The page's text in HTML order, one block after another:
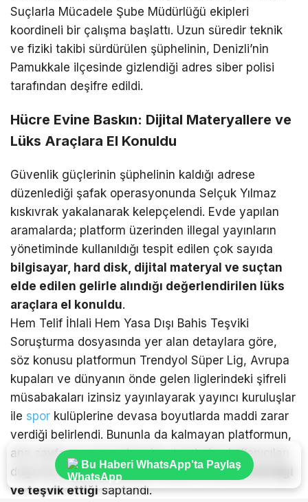
Suçlarla Mücadele Şube Müdürlüğü ekipleri
koordineli bir çalışma başlattı. Uzun süredir teknik
ve fiziki takibi sürdürülen şüphelinin, Denizli’nin
Pamukkale ilçesinde gizlendiği adres siber polisi
tarafından deşifre edildi.
Hücre Evine Baskın: Dijital Materyallere ve
Lüks Araçlara El Konuldu
Güvenlik güçlerinin şüphelinin kaldığı adrese
düzenlediği şafak operasyonunda Selçuk Yılmaz
kıskıvrak yakalanarak kelepçelendi. Evde yapılan
aramalarda; platform üzerinden illegal yayınların
yönetiminde kullanıldığı tespit edilen çok sayıda
bilgisayar, hard disk, dijital materyal ve suçtan
elde edilen gelirle alındığı değerlendirilen lüks
araçlara el konuldu.
Hem Telif İhlali Hem Yasa Dışı Bahis Teşviki
Soruşturma dosyasında yer alan detaylara göre,
söz konusu platformun Trendyol Süper Lig, Avrupa
kupaları ve dünyanın önde gelen liglerindeki şifreli
müsabakaları izinsiz yayınlayarak yayıncı kuruluşlar
ile spor kulüplerine devasa boyutlarda maddi zarar
verdiği belirlendi. Bununla da kalmayan platformun,
ana sayfa ve yayın ekranları üzerinden kullanıcıları
doğrudan yasa dışı bahis sitelerine yönlendirdiği
ve teşvik ettiğisaptandı.
Bu Haberi WhatsApp'ta Paylaş